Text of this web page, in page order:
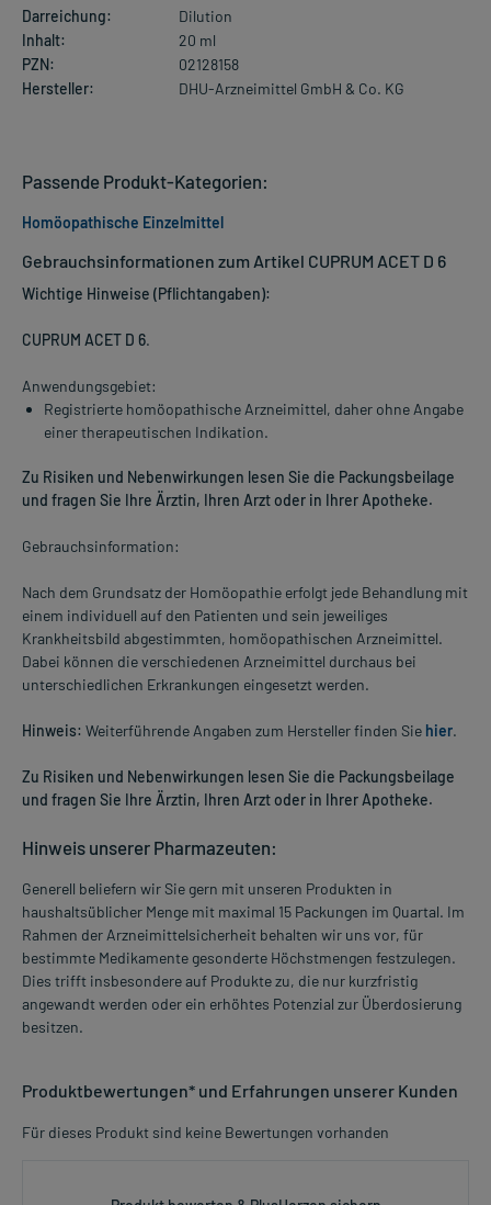
Darreichung:
Dilution
Inhalt:
20 ml
PZN:
02128158
Hersteller:
DHU-Arzneimittel GmbH & Co. KG
Gebrauchsinformationen zum Artikel CUPRUM ACET D 6
Wichtige Hinweise (Pflichtangaben):
CUPRUM ACET D 6.
Anwendungsgebiet:
Registrierte homöopathische Arzneimittel, daher ohne Angabe
einer therapeutischen Indikation.
Zu Risiken und Nebenwirkungen lesen Sie die Packungsbeilage
und fragen Sie Ihre Ärztin, Ihren Arzt oder in Ihrer Apotheke.
Gebrauchsinformation:
Nach dem Grundsatz der Homöopathie erfolgt jede Behandlung mit
einem individuell auf den Patienten und sein jeweiliges
Krankheitsbild abgestimmten, homöopathischen Arzneimittel.
Dabei können die verschiedenen Arzneimittel durchaus bei
unterschiedlichen Erkrankungen eingesetzt werden.
Hinweis: Weiterführende Angaben zum Hersteller finden Sie hier.
Zu Risiken und Nebenwirkungen lesen Sie die Packungsbeilage
und fragen Sie Ihre Ärztin, Ihren Arzt oder in Ihrer Apotheke.
Hinweis unserer Pharmazeuten:
Generell beliefern wir Sie gern mit unseren Produkten in
haushaltsüblicher Menge mit maximal 15 Packungen im Quartal. Im
Rahmen der Arzneimittelsicherheit behalten wir uns vor, für
bestimmte Medikamente gesonderte Höchstmengen festzulegen.
Dies trifft insbesondere auf Produkte zu, die nur kurzfristig
angewandt werden oder ein erhöhtes Potenzial zur Überdosierung
besitzen.
Produktbewertungen* und Erfahrungen unserer Kunden
Für dieses Produkt sind keine Bewertungen vorhanden
Passende Produkt-Kategorien:
Homöopathische Einzelmittel